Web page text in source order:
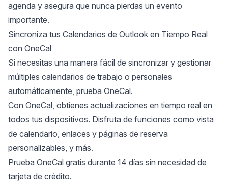
agenda y asegura que nunca pierdas un evento
importante.
Sincroniza tus Calendarios de Outlook en Tiempo Real
con OneCal
Si necesitas una manera fácil de sincronizar y gestionar
múltiples calendarios de trabajo o personales
automáticamente, prueba OneCal.
Con OneCal, obtienes actualizaciones en tiempo real en
todos tus dispositivos. Disfruta de funciones como vista
de calendario, enlaces y páginas de reserva
personalizables, y más.
Prueba OneCal gratis durante 14 días sin necesidad de
tarjeta de crédito.